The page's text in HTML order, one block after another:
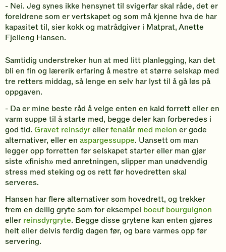
- Nei. Jeg synes ikke hensynet til svigerfar skal råde, det er
foreldrene som er vertskapet og som må kjenne hva de har
kapasitet til, sier kokk og matrådgiver i Matprat, Anette
Fjelleng Hansen.
Samtidig understreker hun at med litt planlegging, kan det
bli en fin og lærerik erfaring å mestre et større selskap med
tre retters middag, så lenge en selv har lyst til å gå løs på
oppgaven.
- Da er mine beste råd å velge enten en kald forrett eller en
varm suppe til å starte med, begge deler kan forberedes i
god tid. Gravet reinsdyrellerfenalår med melon er gode
alternativer, eller en aspargessuppe. Uansett om man
legger opp forretten før selskapet starter eller man gjør
siste «finish» med anretningen, slipper man unødvendig
stress med steking og os rett før hovedretten skal
serveres.
Hansen har flere alternativer som hovedrett, og trekker
frem en deilig gryte som for eksempel boeuf bourguignon
eller reinsdyrgryte. Begge disse grytene kan enten gjøres
helt eller delvis ferdig dagen før, og bare varmes opp før
servering.